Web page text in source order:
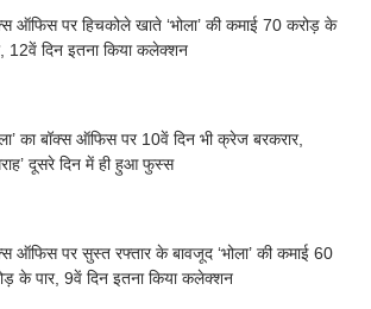
ऑफिस पर हिचकोले खाते ‘भोला’ की कमाई 70 करोड़ के
12वें दिन इतना किया कलेक्शन
का बॉक्स ऑफिस पर 10वें दिन भी क्रेज बरकरार,
दूसरे दिन में ही हुआ फुस्स
ऑफिस पर सुस्त रफ्तार के बावजूद ‘भोला’ की कमाई 60
के पार, 9वें दिन इतना किया कलेक्शन